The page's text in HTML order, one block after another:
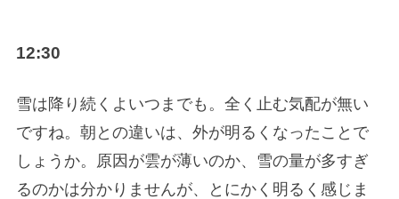
12:30
雪は降り続くよいつまでも。全く止む気配が無い
ですね。朝との違いは、外が明るくなったことで
しょうか。原因が雲が薄いのか、雪の量が多すぎ
るのかは分かりませんが、とにかく明るく感じま